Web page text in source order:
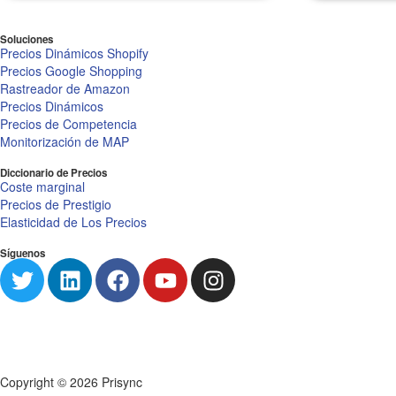
Soluciones
Precios Dinámicos Shopify
Precios Google Shopping
Rastreador de Amazon
Precios Dinámicos
Precios de Competencia
Monitorización de MAP
Diccionario de Precios
Coste marginal
Precios de Prestigio
Elasticidad de Los Precios
Síguenos
Copyright © 2026 Prisync